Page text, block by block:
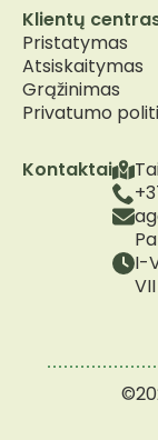
Kontaktai
I-
Klientų
Pristatymas
Atsiskaitymas
Grąžinimas
Privatumo